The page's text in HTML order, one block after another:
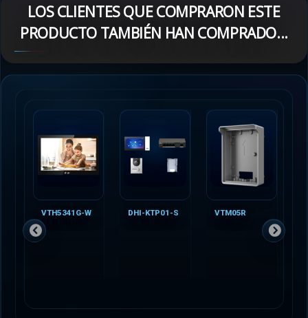
LOS CLIENTES QUE COMPRARON ESTE
PRODUCTO TAMBIÉN HAN COMPRADO...
VTH5341G-W DHI-KTP01-S VTM05R